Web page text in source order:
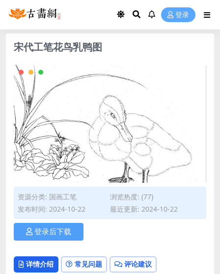
登录
宋代工笔花鸟乳鸭图
资源分类: 国画工笔
浏览热度: (77)
发布时间: 2024-10-22
最近更新: 2024-10-22
登录后下载
详情介绍 常见问题 评论建议